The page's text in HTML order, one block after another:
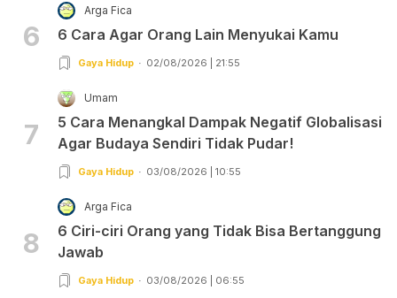
6
Arga Fica
6 Cara Agar Orang Lain Menyukai Kamu
Gaya Hidup 02/08/2026 | 21:55
7
Umam
5 Cara Menangkal Dampak Negatif Globalisasi
Agar Budaya Sendiri Tidak Pudar!
Gaya Hidup 03/08/2026 | 10:55
8
Arga Fica
6 Ciri-ciri Orang yang Tidak Bisa Bertanggung
Jawab
Gaya Hidup 03/08/2026 | 06:55